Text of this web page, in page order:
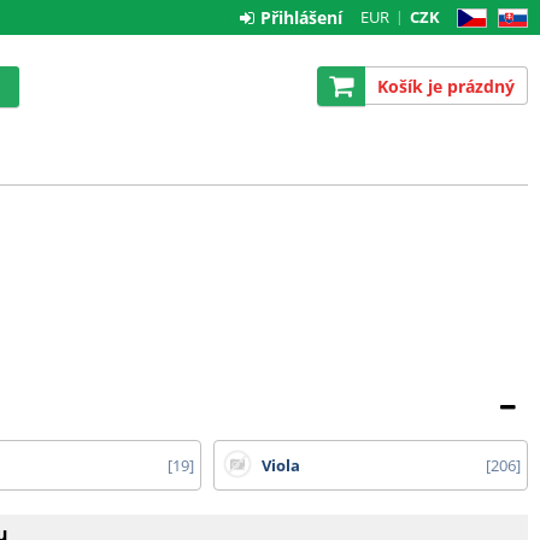
CZ SK
EUR CZK
Přihlášení
Košík je prázdný
19 Viola 206